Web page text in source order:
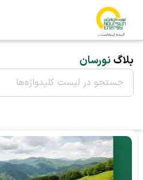
بلاگ نورسان